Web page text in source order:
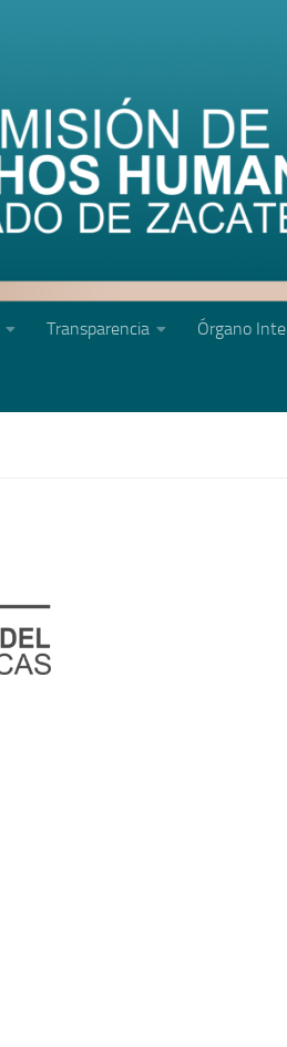
Transparencia Órgano